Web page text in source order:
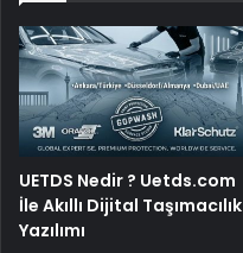
UETDS Nedir ? Uetds.com
İle Akıllı Dijital Taşımacılık
Yazılımı